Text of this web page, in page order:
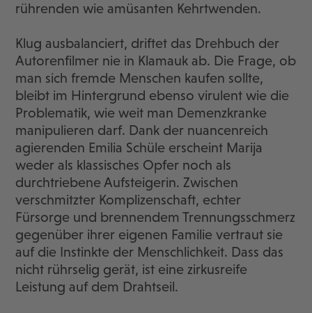
rührenden wie amüsanten Kehrtwenden.
Klug ausbalanciert, driftet das Drehbuch der
Autorenfilmer nie in Klamauk ab. Die Frage, ob
man sich fremde Menschen kaufen sollte,
bleibt im Hintergrund ebenso virulent wie die
Problematik, wie weit man Demenzkranke
manipulieren darf. Dank der nuancenreich
agierenden Emilia Schüle erscheint Marija
weder als klassisches Opfer noch als
durchtriebene Aufsteigerin. Zwischen
verschmitzter Komplizenschaft, echter
Fürsorge und brennendem Trennungsschmerz
gegenüber ihrer eigenen Familie vertraut sie
auf die Instinkte der Menschlichkeit. Dass das
nicht rührselig gerät, ist eine zirkusreife
Leistung auf dem Drahtseil.